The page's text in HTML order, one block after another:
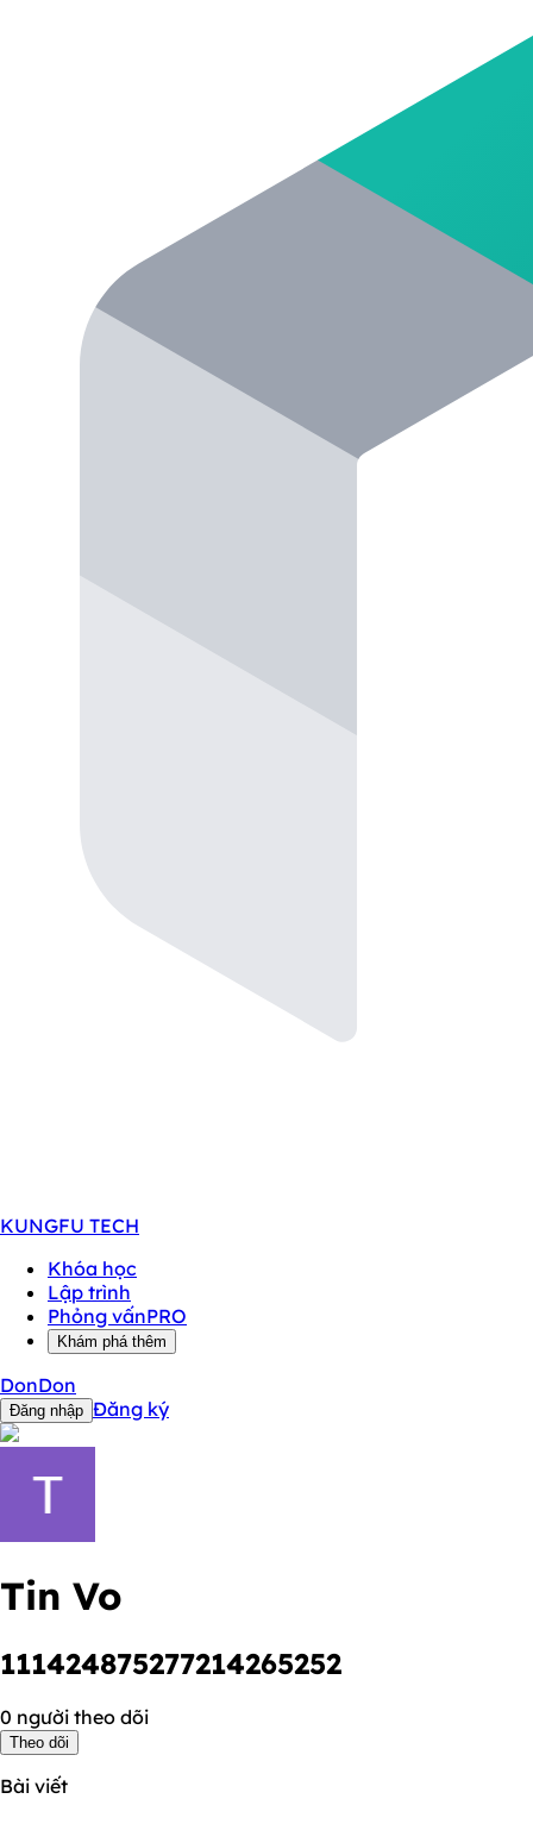
KUNGFU TECH
Khóa học
Lập trình
Phỏng vấnPRO
Khám phá thêm
DonDon
Đăng nhập Đăng ký
Tin Vo
111424875277214265252
0 người theo dõi
Theo dõi
Bài viết